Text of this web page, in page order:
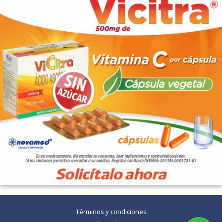
Términos y condiciones